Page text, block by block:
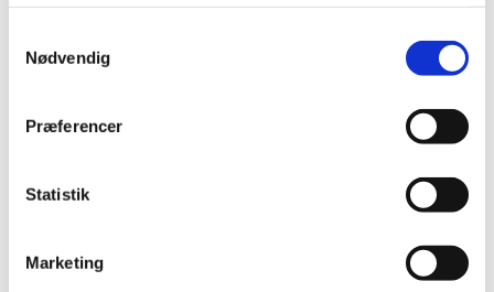
Nødvendig
Præferencer
Statistik
Marketing
april (3)
februar (1)